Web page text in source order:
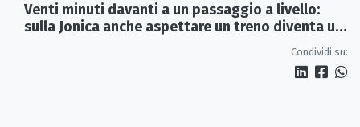
Venti minuti davanti a un passaggio a livello:
sulla Jonica anche aspettare un treno diventa un
Condividi su: